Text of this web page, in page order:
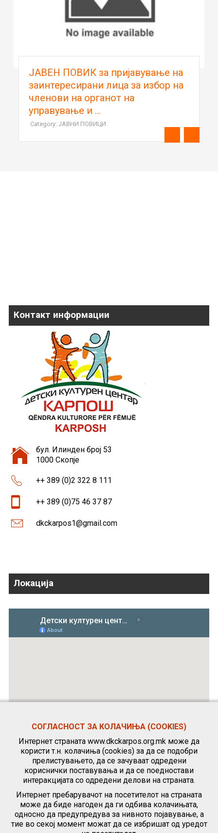
ЈАВЕН ПОВИК за пријавување на
заинтересирани лица за избор на
членови на органот на
управување и ...
Category: ЈАВНИ ПОВИЦИ
Контакт информации
бул. Илинден број 53
1000 Скопје
++ 389 (0)2 322 8 111
++ 389 (0)75 46 37 87
dkckarpos1@gmail.com
Локација
СОГЛАСНОСТ ЗА КОЛАЧИЊА (COOKIES)
Интернет страната www.dkckarpos.org.mk може да
користи т.н. колачиња (cookies) за да се подобри
прелистувањето, да се зачуваат одредени
кориснички поставувања и да се поедностави
интеракцијата со одредени делови на страната.
Интернет пребарувачот на посетителот на страната
може да биде нагоден да ги одбива колачињата,
односно да предупредува за нивното појавување, а
тие во секој момент можат да се избришат од уредот